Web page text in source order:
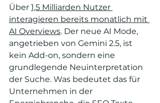
Über 1,5 Milliarden Nutzer
interagieren bereits monatlich mit
AI Overviews. Der neue AI Mode,
angetrieben von Gemini 2.5, ist
kein Add-on, sondern eine
grundlegende Neuinterpretation
der Suche. Was bedeutet das für
Unternehmen in der